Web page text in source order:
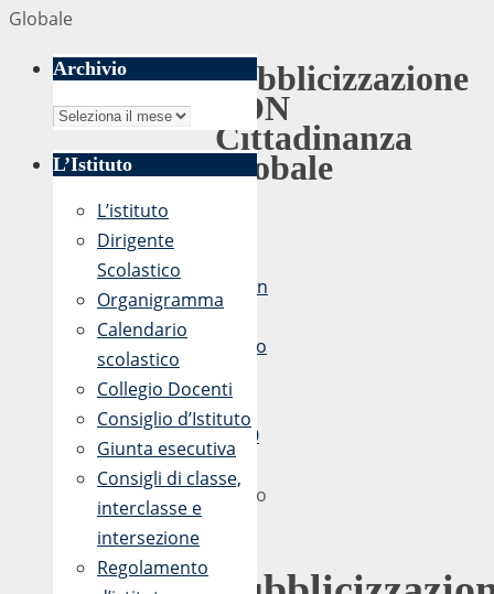
Globale
Pubblicizzazione
PON
Cittadinanza
Globale
admin
21
Marzo
-
16:10
21
Marzo
Archivio
Archivio
L’Istituto
L’istituto
Dirigente
Scolastico
Organigramma
Calendario
scolastico
Collegio Docenti
Consiglio d’Istituto
Giunta esecutiva
Consigli di classe,
interclasse e
intersezione
Regolamento